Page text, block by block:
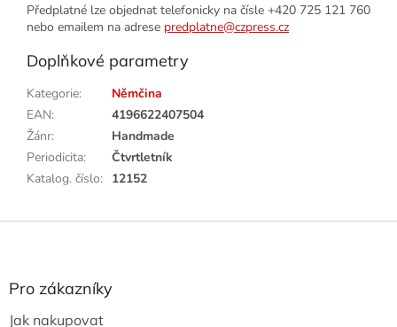
Předplatné lze objednat telefonicky na čísle +420 725 121 760
nebo emailem na adrese predplatne@czpress.cz
Doplňkové parametry
Kategorie:
Němčina
EAN:
4196622407504
Žánr:
Handmade
Periodicita:
Čtvrtletník
Katalog. číslo: 12152
Z
Pro zákazníky
Jak nakupovat